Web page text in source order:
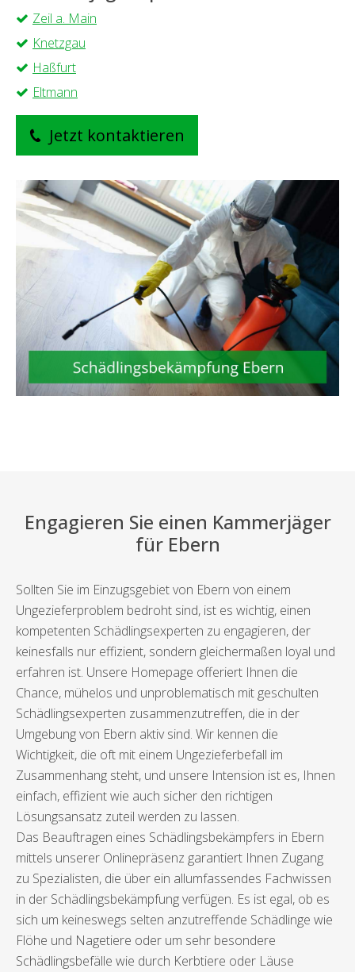
Zeil a. Main
Knetzgau
Haßfurt
Eltmann
Jetzt kontaktieren
Engagieren Sie einen Kammerjäger
für Ebern
Sollten Sie im Einzugsgebiet von Ebern von einem
Ungezieferproblem bedroht sind, ist es wichtig, einen
kompetenten Schädlingsexperten zu engagieren, der
keinesfalls nur effizient, sondern gleichermaßen loyal und
erfahren ist. Unsere Homepage offeriert Ihnen die
Chance, mühelos und unproblematisch mit geschulten
Schädlingsexperten zusammenzutreffen, die in der
Umgebung von Ebern aktiv sind. Wir kennen die
Wichtigkeit, die oft mit einem Ungezieferbefall im
Zusammenhang steht, und unsere Intension ist es, Ihnen
einfach, effizient wie auch sicher den richtigen
Lösungsansatz zuteil werden zu lassen.
Das Beauftragen eines Schädlingsbekämpfers in Ebern
mittels unserer Onlinepräsenz garantiert Ihnen Zugang
zu Spezialisten, die über ein allumfassendes Fachwissen
in der Schädlingsbekämpfung verfügen. Es ist egal, ob es
sich um keineswegs selten anzutreffende Schädlinge wie
Flöhe und Nagetiere oder um sehr besondere
Schädlingsbefälle wie durch Kerbtiere oder Läuse